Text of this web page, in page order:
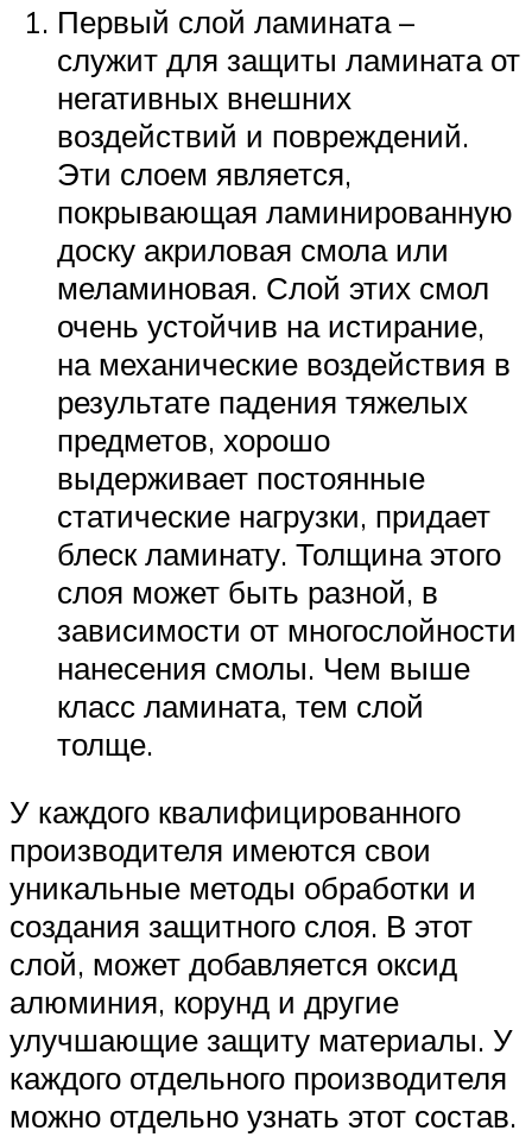
Первый слой ламината –
служит для защиты ламината от
негативных внешних
воздействий и повреждений.
Эти слоем является,
покрывающая ламинированную
доску акриловая смола или
меламиновая. Слой этих смол
очень устойчив на истирание,
на механические воздействия в
результате падения тяжелых
предметов, хорошо
выдерживает постоянные
статические нагрузки, придает
блеск ламинату. Толщина этого
слоя может быть разной, в
зависимости от многослойности
нанесения смолы. Чем выше
класс ламината, тем слой
толще.
У каждого квалифицированного
производителя имеются свои
уникальные методы обработки и
создания защитного слоя. В этот
слой, может добавляется оксид
алюминия, корунд и другие
улучшающие защиту материалы. У
каждого отдельного производителя
можно отдельно узнать этот состав.